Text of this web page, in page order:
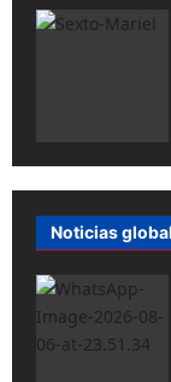
Noticias